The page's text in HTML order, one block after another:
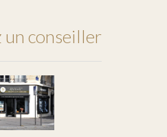
un conseiller